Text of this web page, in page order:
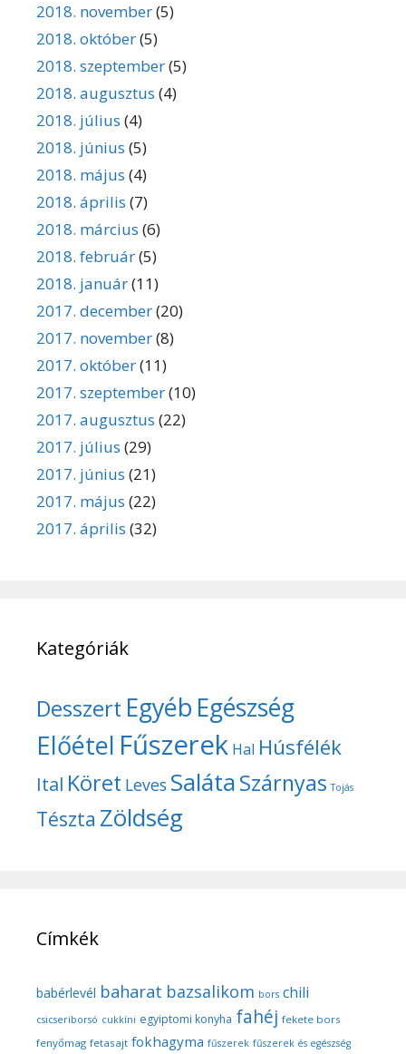
2018. november(5)
2018. október(5)
2018. szeptember(5)
2018. augusztus (4)
2018. július (4)
2018. június (5)
2018. május (4)
2018. április (7)
2018. március (6)
2018. február(5)
2018. január(11)
2017. december(20)
2017. november(8)
2017. október(11)
2017. szeptember(10)
2017. augusztus (22)
2017. július (29)
2017. június (21)
2017. május (22)
2017. április (32)
Kategóriák
Desszert Egyéb Egészség
Előétel Fűszerek Hal Húsfélék
Ital Köret Leves SalátaSzárnyas Tojás
Tészta Zöldség
Címkék
babérlevél baharat bazsalikom bors chili
csicseriborsó cukkíni egyiptomi konyha fahéj fekete bors
fenyőmag fetasajt fokhagyma fűszerek fűszerek és egészség